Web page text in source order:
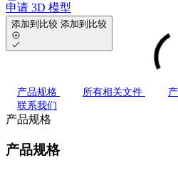
申请 3D 模型
添加到比较 添加到比较
产品规格 所有相关文件
联系我们
产品规格
产品规格